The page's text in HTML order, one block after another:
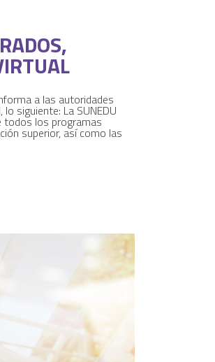
a las autoridades
siguiente: La SUNEDU
todos los programas
superior, así como las